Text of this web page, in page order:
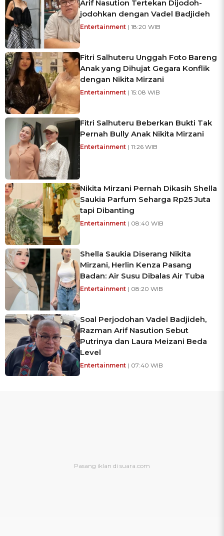
Arif Nasution Tertekan Dijodoh-
jodohkan dengan Vadel Badjideh
Entertainment | 18:20 WIB
Fitri Salhuteru Unggah Foto Bareng
Anak yang Dihujat Gegara Konflik
dengan Nikita Mirzani
Entertainment | 15:08 WIB
Fitri Salhuteru Beberkan Bukti Tak
Pernah Bully Anak Nikita Mirzani
Entertainment | 11:26 WIB
Nikita Mirzani Pernah Dikasih Shella
Saukia Parfum Seharga Rp25 Juta
tapi Dibanting
Entertainment | 08:40 WIB
Shella Saukia Diserang Nikita
Mirzani, Herlin Kenza Pasang
Badan: Air Susu Dibalas Air Tuba
Entertainment | 08:20 WIB
Soal Perjodohan Vadel Badjideh,
Razman Arif Nasution Sebut
Putrinya dan Laura Meizani Beda
Level
Entertainment | 07:40 WIB